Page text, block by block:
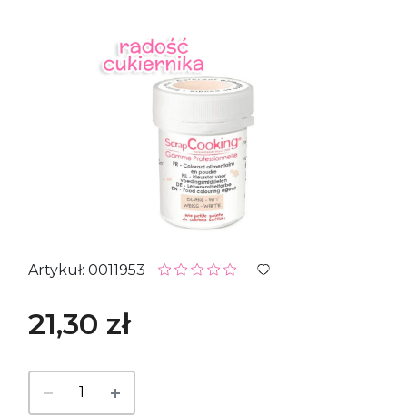
Artykuł: 0011953
21,30 zł